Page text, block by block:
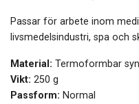
Passar för arbete inom
livsmedelsindustri, spa och
Material: Termoformbar
Vikt: 250 g
Passform: Normal